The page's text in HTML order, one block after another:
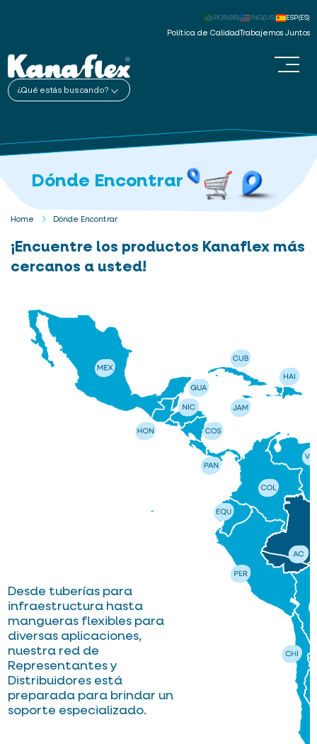
Política de CalidadTrabajemos Juntos
POR(BR) ING(US) ESP(ES)
¿Qué estás buscando?
Dónde Encontrar
Home Dónde Encontrar
¡Encuentre los productos Kanaflex más
cercanos a usted!
Desde tuberías para
infraestructura hasta
mangueras flexibles para
diversas aplicaciones,
nuestra red de
Representantes y
Distribuidores está
preparada para brindar un
soporte especializado.